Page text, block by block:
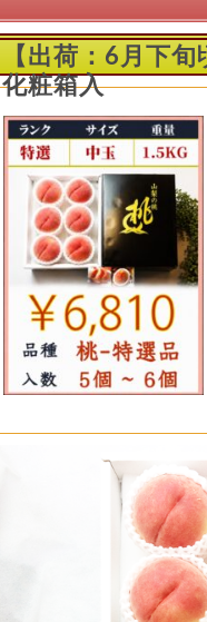
【出荷：6月下
化粧箱入